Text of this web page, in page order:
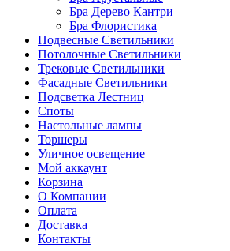
Бра Дерево Кантри
Бра Флористика
Подвесные Светильники
Потолочные Светильники
Трековые Светильники
Фасадные Светильники
Подсветка Лестниц
Споты
Настольные лампы
Торшеры
Уличное освещение
Мой аккаунт
Корзина
О Компании
Оплата
Доставка
Контакты